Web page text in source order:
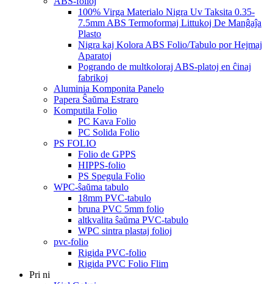
100% Virga Materialo Nigra Uv Taksita 0.35-
7.5mm ABS Termoformaj Littukoj De Manĝaĵa
Plasto
Nigra kaj Kolora ABS Folio/Tabulo por Hejmaj
Aparatoj
Pogrando de multkoloraj ABS-platoj en ĉinaj
fabrikoj
Aluminia Komponita Panelo
Papera Ŝaŭma Estraro
Komputila Folio
PC Kava Folio
PC Solida Folio
PS FOLIO
Folio de GPPS
HIPPS-folio
PS Spegula Folio
WPC-ŝaŭma tabulo
18mm PVC-tabulo
bruna PVC 5mm folio
altkvalita ŝaŭma PVC-tabulo
WPC sintra plastaj folioj
pvc-folio
Rigida PVC-folio
Rigida PVC Folio Flim
Pri ni